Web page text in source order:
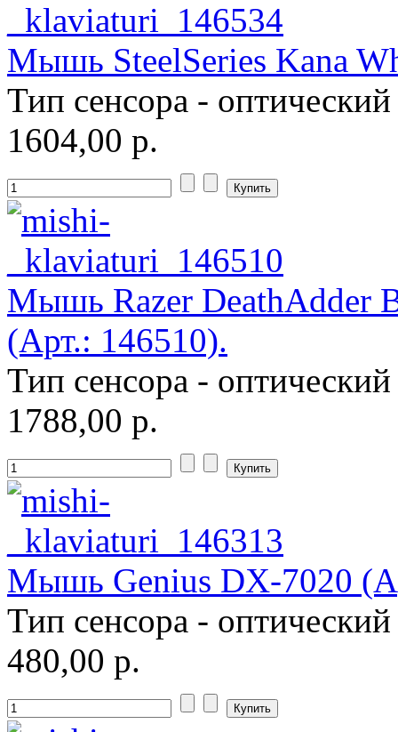
Rim2000
Roccat(2)
Samsung
Senkatel
Smartpc
Solarwind
Sony
Speed-link (2)
Steelseries(13)
Supercomp
Sven(11)
Systemnik
Texet
Toshiba
Trust(9)
Tt esports(4)
Verbatim
Viewsonic
Мышь SteelSeries Kana
Тип сенсора - оптический
1604,00 р.
Мышь Razer DeathAdder
(Арт.: 146510).
Тип сенсора - оптический
1788,00 р.
Мышь Genius DX-7020
Тип сенсора - оптический
480,00 р.